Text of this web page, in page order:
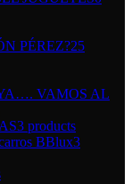
PÉREZ?25
VAMOS AL
3 products
BBlux3